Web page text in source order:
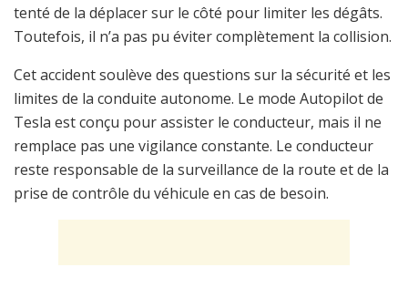
tenté de la déplacer sur le côté pour limiter les dégâts.
Toutefois, il n’a pas pu éviter complètement la collision.
Cet accident soulève des questions sur la sécurité et les
limites de la conduite autonome. Le mode Autopilot de
Tesla est conçu pour assister le conducteur, mais il ne
remplace pas une vigilance constante. Le conducteur
reste responsable de la surveillance de la route et de la
prise de contrôle du véhicule en cas de besoin.